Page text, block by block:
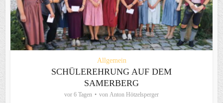
Allgemein
SCHÜLEREHRUNG AUF DEM
SAMERBERG
vor 6 Tagen von Anton Hötzelsperger